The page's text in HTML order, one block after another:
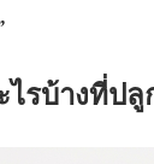
ไรบ้างที่ป